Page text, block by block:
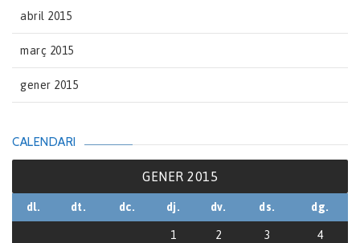
abril 2015
març 2015
gener 2015
CALENDARI
GENER 2015
dl. dt. dc. dj. dv. ds. dg.
1 2 3 4